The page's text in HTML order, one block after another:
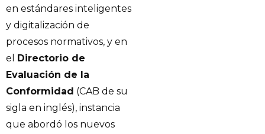
en estándares inteligentes
y digitalización de
procesos normativos, y en
el Directorio de
Evaluación de la
Conformidad (CAB de su
sigla en inglés), instancia
que abordó los nuevos